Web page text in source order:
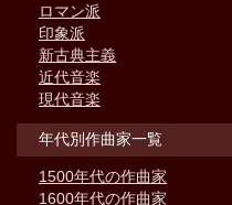
ロマン派
印象派
新古典主義
近代音楽
現代音楽
年代別作曲家一覧
1500年代の作曲家
1600年代の作曲家